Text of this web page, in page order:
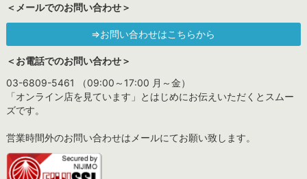
＜メールでのお問い合わせ＞
⇒お問い合わせはこちらから
＜お電話でのお問い合わせ＞
03-6809-5461 （09:00～17:00 月～金）
「オンライン店を見ています」とはじめにお伝えいただくとスムー
ズです。
営業時間外のお問い合わせはメールにてお願い致します。